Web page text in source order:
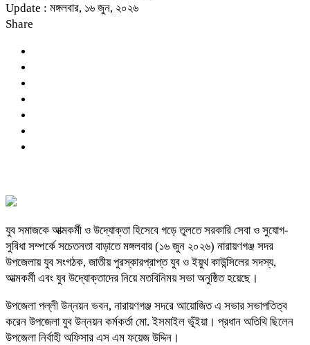
Update : মঙ্গলবার, ১৬ জুন, ২০২৬
Share
যুব সমাজকে আত্মকর্মী ও উদ্যোক্তা হিসেবে গড়ে তুলতে সরকারি সেবা ও সুযোগ-
সুবিধা সম্পর্কে সচেতনতা বাড়াতে মঙ্গলবার (১৬ জুন ২০২৬) নারায়ণগঞ্জ সদর
উপজেলায় যুব সংগঠক, জাতীয় পুরস্কারপ্রাপ্ত যুব ও ইয়ুথ কাউন্সিলের সদস্য,
আত্মকর্মী এবং যুব উদ্যোক্তাদের নিয়ে মতবিনিময় সভা অনুষ্ঠিত হয়েছে।
উপজেলা পল্লী উন্নয়ন ভবন, নারায়ণগঞ্জ সদরে আয়োজিত এ সভার সভাপতিত্ব
করেন উপজেলা যুব উন্নয়ন কর্মকর্তা মো. ইসমাইল ভূঁইয়া। প্রধান অতিথি ছিলেন
উপজেলা নির্বাহী অফিসার এস এম ফয়েজ উদ্দিন।